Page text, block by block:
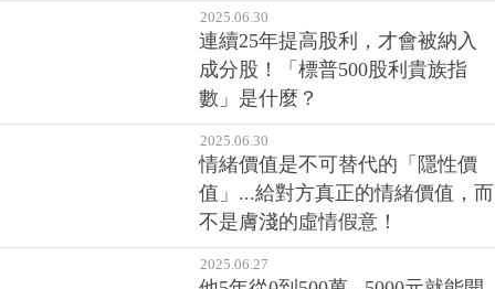
2025.06.30
連續25年提高股利，才會被納入
成分股！「標普500股利貴族指
數」是什麼？
2025.06.30
情緒價值是不可替代的「隱性價
值」...給對方真正的情緒價值，而
不是膚淺的虛情假意！
2025.06.27